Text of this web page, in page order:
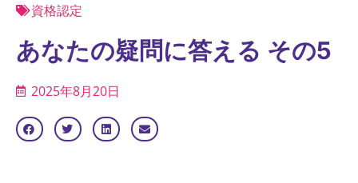
資格認定
あなたの疑問に答える その5
2025年8月20日